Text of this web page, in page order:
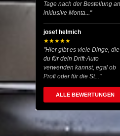
Tage nach der Bestellung
inklusive Monta..."
josef helmich
★★★★★
"Hier gibt es viele Dinge, die
du für dein Drift-Auto
verwenden kannst, egal ob
Profi oder für die St..."
ALLE BEWERTUNGEN